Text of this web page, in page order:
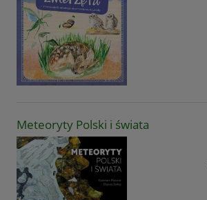
Meteoryty Polski i świata